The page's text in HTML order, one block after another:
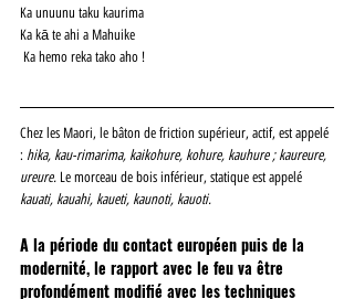
Ka unuunu taku kaurima
Ka kā te ahi a Mahuike
Ka hemo reka tako aho !
Chez les Maori, le bâton de friction supérieur, actif, est appelé
: hika, kau-rimarima, kaikohure, kohure, kauhure ; kaureure,
ureure. Le morceau de bois inférieur, statique est appelé
kauati, kauahi, kaueti, kaunoti, kauoti.
A la période du contact européen puis de la
modernité, le rapport avec le feu va être
profondément modifié avec les techniques